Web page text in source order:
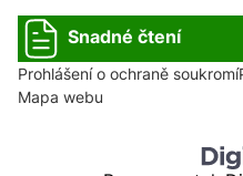
Snadné čtení
Prohlášení o ochraně soukromí
Mapa webu